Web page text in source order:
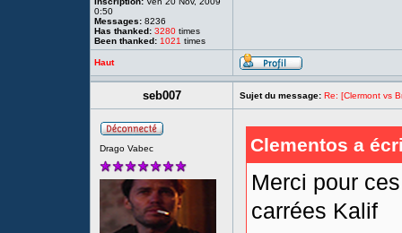
0:50
Messages: 8236
Has thanked: 3280 times
Been thanked: 1021 times
Haut
seb007 Sujet du message: Re: [Clermont vs
Drago Vabec Clementos a
Merci pour
carrées Kalif